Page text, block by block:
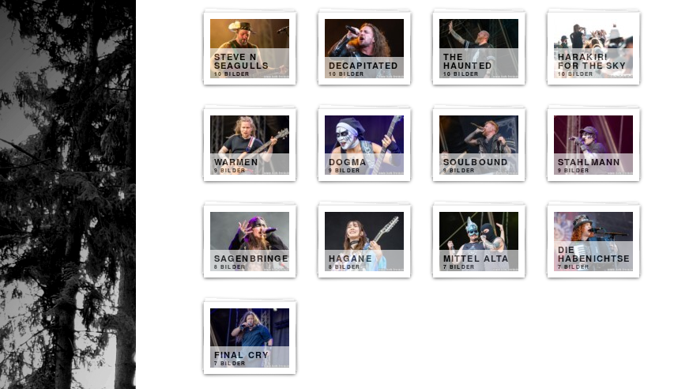
STEVE N
SEAGULLS
10 BILDER
DECAPITATED
10 BILDER
THE
HAUNTED
10 BILDER
HARAKIRI
FOR THE SKY
10 BILDER
WARMEN
9 BILDER
DOGMA
9 BILDER
SOULBOUND
9 BILDER
STAHLMANN
9 BILDER
SAGENBRINGER
8 BILDER
HAGANE
8 BILDER
MITTEL ALTA
7 BILDER
DIE
HABENICHTSE
7 BILDER
FINAL CRY
7 BILDER